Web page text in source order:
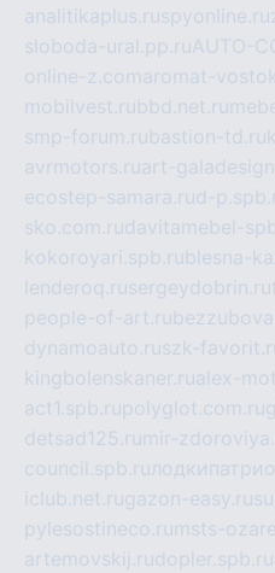
analitikaplus.ruspyonline.ru
sloboda-ural.pp.ruAUTO-
online-z.comaromat-
mobilvest.rubbd.net.ru
smp-forum.rubastion-td.ru
avrmotors.ruart-
ecostep-samara.rud-
sko.com.rudavitamebel-
kokoroyari.spb.rublesna-
lenderoq.rusergeydobrin.ru
people-of-art.ru
dynamoauto.ruszk-
kingbolenskaner.rualex-
act1.spb.rupolyglot.com.ru
detsad125.ru mir-
council.spb.ru
iclub.net.rugazon-easy.ru
pylesostineco.ru msts-
artemovskij.rudopler.spb.ru